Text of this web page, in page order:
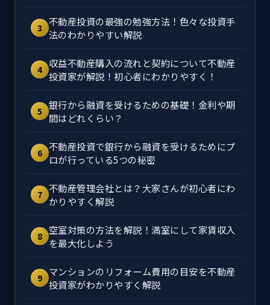
3
不動産投資の最強の勉強方法！色々な投資手
法のわかりやすい解説
4 収益不動産購入の流れと契約について不動産
投資家が解説！初心者にわかりやすく！
5 銀行から融資を受けるための基礎！金利や期
間はどれくらい？
6 不動産投資で銀行から融資を受けるためにプ
ロが行っている5つの秘密
7 不動産管理会社とは？大家さんが初心者にわ
かりやすく解説
8 空室対策の方法を解説！満室にして家賃収入
を最大化しよう
9 マンションのリフォーム費用の目安を不動産
投資家がわかりやすく解説